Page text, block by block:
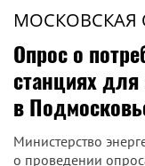
МОСКОВСКАЯ
Опрос о
станциях
в
Министерство
о проведении